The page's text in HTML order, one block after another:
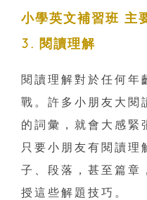
小學英文補習班 主
3. 閱讀理解
閱讀理解對於任何年
戰。許多小朋友大閱
的詞彙，就會大感緊
只要小朋友有閱讀理
子、段落，甚至篇章
授這些解題技巧。